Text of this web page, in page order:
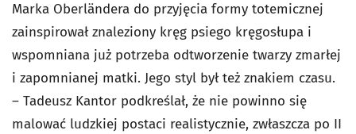
Marka Oberländera do przyjęcia formy totemicznej
zainspirował znaleziony kręg psiego kręgosłupa i
wspomniana już potrzeba odtworzenie twarzy zmarłej
i zapomnianej matki. Jego styl był też znakiem czasu.
– Tadeusz Kantor podkreślał, że nie powinno się
malować ludzkiej postaci realistycznie, zwłaszcza po II